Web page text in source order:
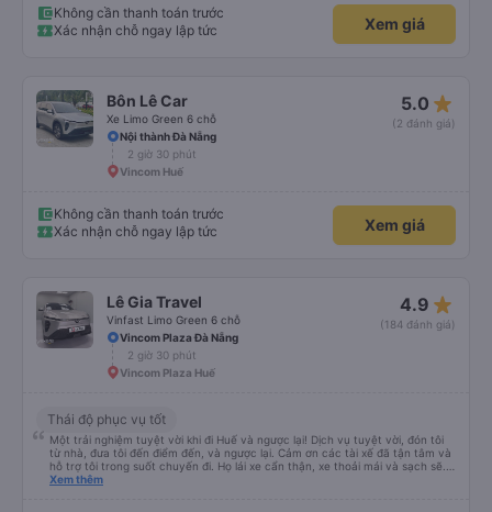
Không cần thanh toán trước
Xác nhận chỗ ngay lập tức
Xem giá
Bôn Lê Car
Xe Limo Green 6 chỗ
5.0 star_rate
(2 đánh giá)
Nội thành Đà Nẵng
2 giờ 30 phút
Vincom Huế
Không cần thanh toán trước
Xác nhận chỗ ngay lập tức
Xem giá
Lê Gia Travel
Vinfast Limo Green 6 chỗ
4.9 star_rate
(184 đánh giá)
Vincom Plaza Đà Nẵng
2 giờ 30 phút
Vincom Plaza Huế
Thái độ phục vụ tốt
Một trải nghiệm tuyệt vời khi đi Huế và ngược lại! Dịch vụ tuyệt vời, đón tôi
từ nhà, đưa tôi đến điểm đến, và ngược lại. Cảm ơn các tài xế đã tận tâm và
hỗ trợ tôi trong suốt chuyến đi. Họ lái xe cẩn thận, xe thoải mái và sạch sẽ.
Họ cung cấp nước uống và có bộ sạc điện thoại trên xe. Hãy mang theo dây
Xem thêm